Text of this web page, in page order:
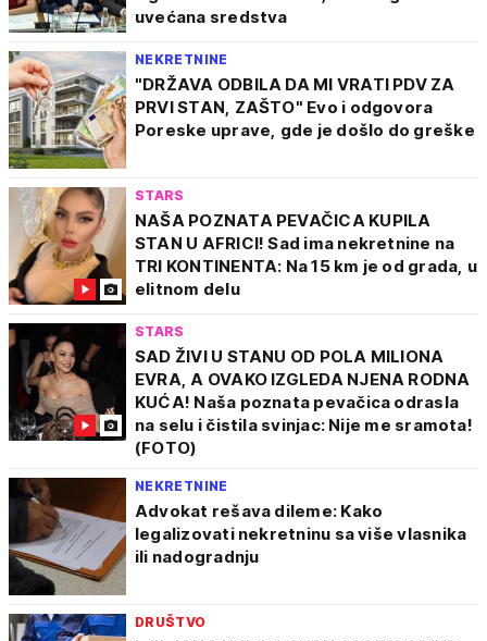
uvećana sredstva
NEKRETNINE
"DRŽAVA ODBILA DA MI VRATI PDV ZA
PRVI STAN, ZAŠTO" Evo i odgovora
Poreske uprave, gde je došlo do greške
STARS
NAŠA POZNATA PEVAČICA KUPILA
STAN U AFRICI! Sad ima nekretnine na
TRI KONTINENTA: Na 15 km je od grada, u
elitnom delu
STARS
SAD ŽIVI U STANU OD POLA MILIONA
EVRA, A OVAKO IZGLEDA NJENA RODNA
KUĆA! Naša poznata pevačica odrasla
na selu i čistila svinjac: Nije me sramota!
(FOTO)
NEKRETNINE
Advokat rešava dileme: Kako
legalizovati nekretninu sa više vlasnika
ili nadogradnju
DRUŠTVO